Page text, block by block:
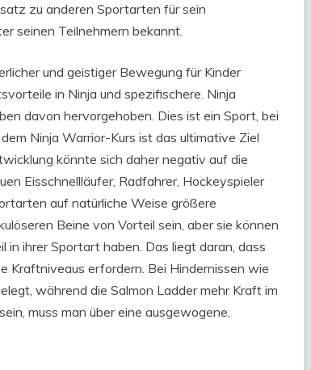
zu anderen Sportarten für sein
seinen Teilnehmern bekannt.
und geistiger Bewegung für Kinder
in Ninja und spezifischere. Ninja
davon hervorgehoben. Dies ist ein Sport, bei
Ninja Warrior-Kurs ist das ultimative Ziel
könnte sich daher negativ auf die
Eisschnellläufer, Radfahrer, Hockeyspieler
auf natürliche Weise größere
Beine von Vorteil sein, aber sie können
in ihrer Sportart haben. Das liegt daran, dass
Kraftniveaus erfordern. Bei Hindernissen wie
während die Salmon Ladder mehr Kraft im
muss man über eine ausgewogene,